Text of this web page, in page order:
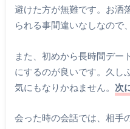
避けた方が無難です。お洒
られる事間違いなしなので
また、初めから長時間デー
にするのが良いです。久し
気にもなりかねません。 次
会った時の会話では、相手